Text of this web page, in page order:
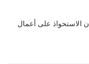
الاستحواذ على أعمال